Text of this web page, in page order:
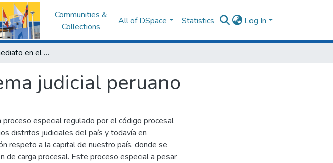
Communities &
Collections
All of DSpace Statistics Log In
El proceso inmediato en el sistema judicial peruano
judicial peruano
especial regulado por el código procesal
distritos judiciales del país y todavía en
respeto a la capital de nuestro país, donde se
de carga procesal. Este proceso especial a pesar